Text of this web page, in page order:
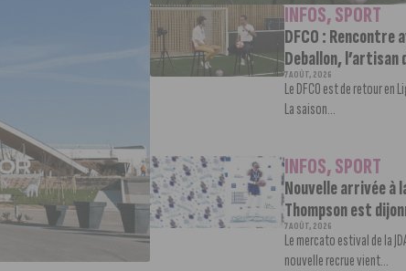
INFOS,SPORT
DFCO : Rencontre
Deballon, l’artisan
7 AOÛT, 2026
Le DFCO est de retour en
La saison...
INFOS,SPORT
Nouvelle arrivée à
Thompson est
7 AOÛT, 2026
Le mercato estival de la
nouvelle recrue vient...